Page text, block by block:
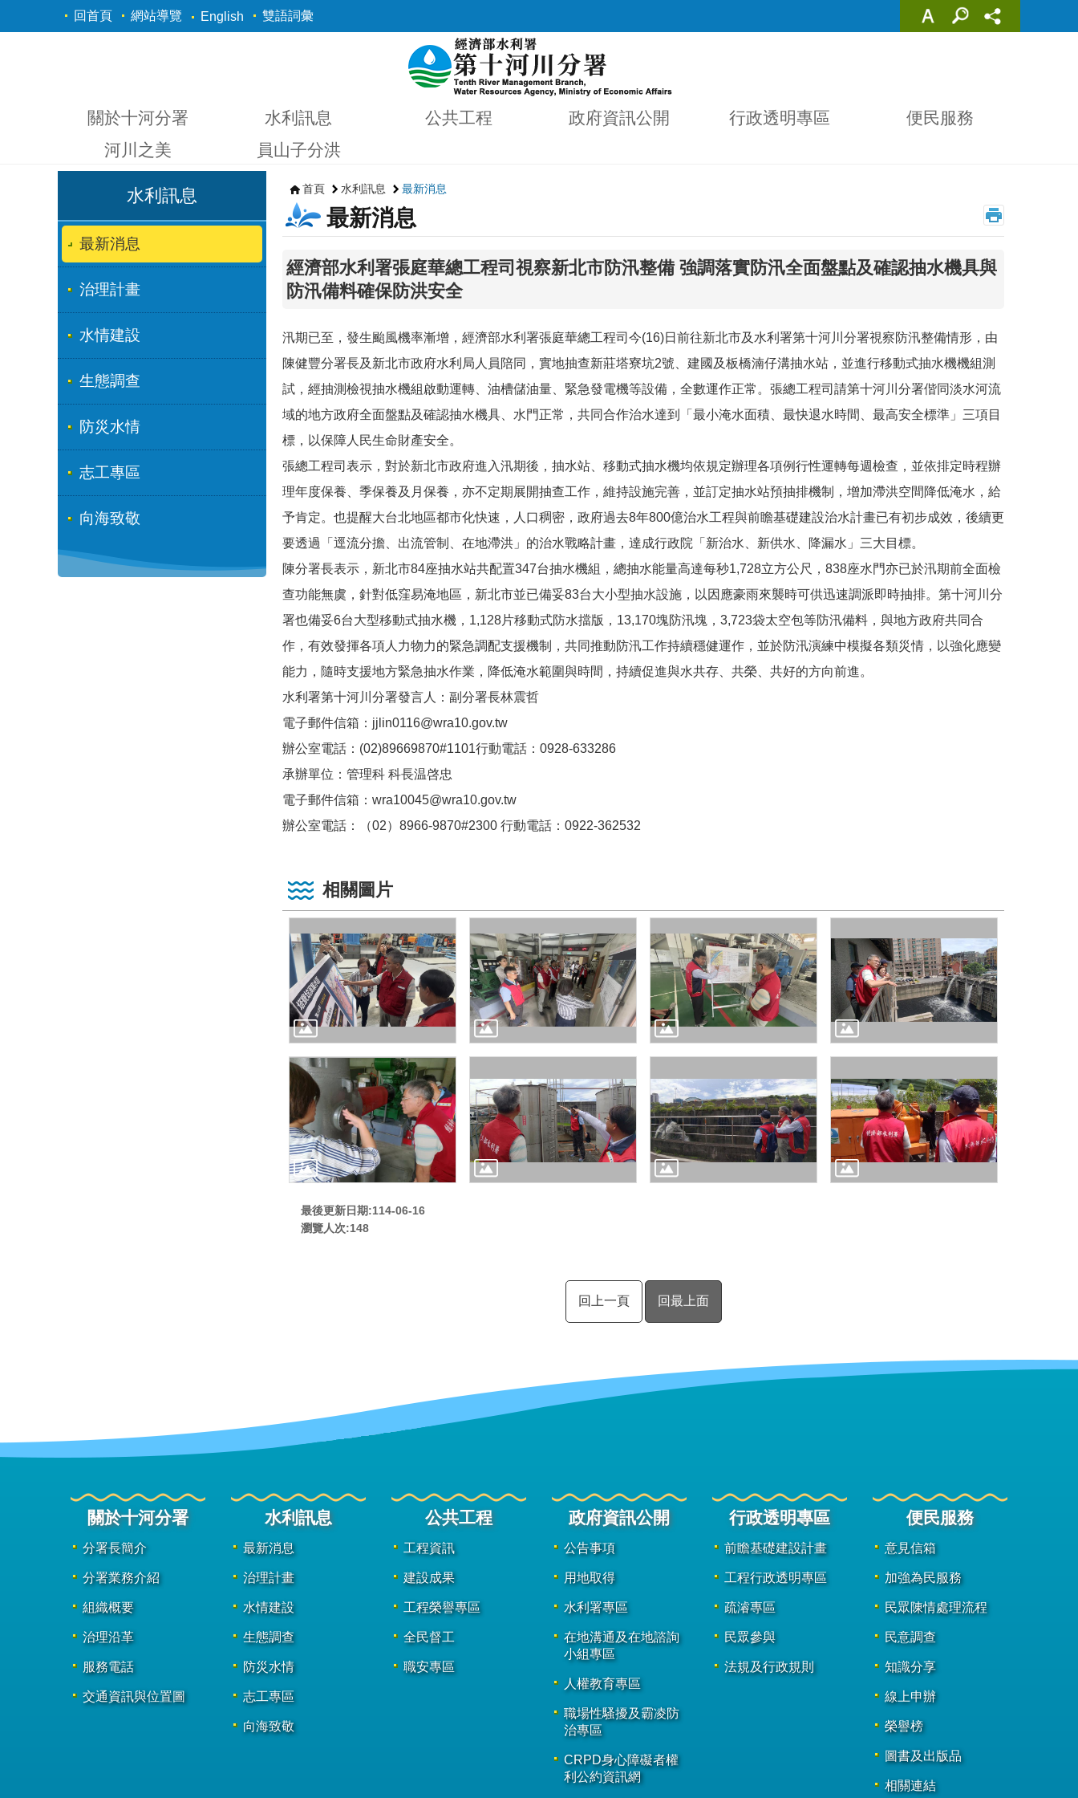
跳到主要內容區塊
回首頁 網站導覽 English 雙語詞彙
關於十河分署 水利訊息 公共工程 政府資訊公開 行政透明專區
便民服務
河川之美
員山子分洪
水利訊息
最新消息
治理計畫
水情建設
生態調查
防災水情
志工專區
向海致敬
首頁 水利訊息 最新消息
最新消息
經濟部水利署張庭華總工程司視察新北市防汛整備 強調落實防汛全面盤點及確認抽水機具與
防汛備料確保防洪安全
汛期已至，發生颱風機率漸增，經濟部水利署張庭華總工程司今(16)日前往新北市及水利署第十河川分署視察防汛整備情形，由
陳健豐分署長及新北市政府水利局人員陪同，實地抽查新莊塔寮坑2號、建國及板橋湳仔溝抽水站，並進行移動式抽水機機組測
試，經抽測檢視抽水機組啟動運轉、油槽儲油量、緊急發電機等設備，全數運作正常。張總工程司請第十河川分署偕同淡水河流
域的地方政府全面盤點及確認抽水機具、水門正常，共同合作治水達到「最小淹水面積、最快退水時間、最高安全標準」三項目
標，以保障人民生命財產安全。
張總工程司表示，對於新北市政府進入汛期後，抽水站、移動式抽水機均依規定辦理各項例行性運轉每週檢查，並依排定時程辦
理年度保養、季保養及月保養，亦不定期展開抽查工作，維持設施完善，並訂定抽水站預抽排機制，增加滯洪空間降低淹水，給
予肯定。也提醒大台北地區都市化快速，人口稠密，政府過去8年800億治水工程與前瞻基礎建設治水計畫已有初步成效，後續更
要透過「逕流分擔、出流管制、在地滯洪」的治水戰略計畫，達成行政院「新治水、新供水、降漏水」三大目標。
陳分署長表示，新北市84座抽水站共配置347台抽水機組，總抽水能量高達每秒1,728立方公尺，838座水門亦已於汛期前全面檢
查功能無虞，針對低窪易淹地區，新北市並已備妥83台大小型抽水設施，以因應豪雨來襲時可供迅速調派即時抽排。第十河川分
署也備妥6台大型移動式抽水機，1,128片移動式防水擋版，13,170塊防汛塊，3,723袋太空包等防汛備料，與地方政府共同合
作，有效發揮各項人力物力的緊急調配支援機制，共同推動防汛工作持續穩健運作，並於防汛演練中模擬各類災情，以強化應變
能力，隨時支援地方緊急抽水作業，降低淹水範圍與時間，持續促進與水共存、共榮、共好的方向前進。
水利署第十河川分署發言人：副分署長林震哲
電子郵件信箱：jjlin0116@wra10.gov.tw
辦公室電話：(02)89669870#1101行動電話：0928-633286
承辦單位：管理科 科長温啓忠
電子郵件信箱：wra10045@wra10.gov.tw
辦公室電話：（02）8966-9870#2300 行動電話：0922-362532
相關圖片
最後更新日期:114-06-16
瀏覽人次:148
回上一頁 回最上面
關於十河分署
分署長簡介
分署業務介紹
組織概要
治理沿革
服務電話
交通資訊與位置圖
水利訊息
最新消息
治理計畫
水情建設
生態調查
防災水情
志工專區
向海致敬
公共工程
工程資訊
建設成果
工程榮譽專區
全民督工
職安專區
政府資訊公開
公告事項
用地取得
水利署專區
在地溝通及在地諮詢
小組專區
人權教育專區
職場性騷擾及霸凌防
治專區
CRPD身心障礙者權
利公約資訊網
行政透明專區
前瞻基礎建設計畫
工程行政透明專區
疏濬專區
民眾參與
法規及行政規則
便民服務
意見信箱
加強為民服務
民眾陳情處理流程
民意調查
知識分享
線上申辦
榮譽榜
圖書及出版品
相關連結